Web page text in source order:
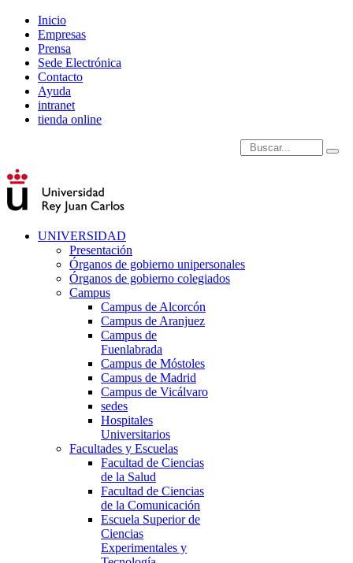
Inicio
Empresas
Prensa
Sede Electrónica
Contacto
Ayuda
intranet
tienda online
Introduce términos de
UNIVERSIDAD
Presentación
Órganos de gobierno unipersonales
Órganos de gobierno colegiados
Campus
Campus de Alcorcón
Campus de Aranjuez
Campus de
Fuenlabrada
Campus de Móstoles
Campus de Madrid
Campus de Vicálvaro
sedes
Hospitales
Universitarios
Facultades y Escuelas
Facultad de Ciencias
de la Salud
Facultad de Ciencias
de la Comunicación
Escuela Superior de
Ciencias
Experimentales y